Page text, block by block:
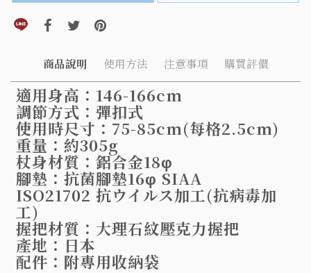
分享到line(另開視窗)
分享到facebook(另開視窗)
分享到twitter(另開視窗)
分享到pinterest(另開視窗)
商品說明 使用方法 注意事項 購買評價
適用身高：146-166cm
調節方式：彈扣式
使用時尺寸：75-85cm(每格2.5cm)
重量：約305g
杖身材質：鋁合金18φ
腳墊：抗菌腳墊16φ SIAA
ISO21702 抗ウイルス加工(抗病毒加
工)
握把材質：大理石紋壓克力握把
產地：日本
配件：附專用收納袋